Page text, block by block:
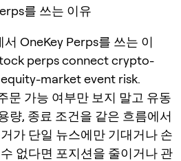
를 쓰는 이유
서 OneKey Perps를 쓰는 이
perps connect crypto-
market event risk.
문 가능 여부만 보지 말고 유동
량, 종료 조건을 같은 흐름에서
가 단일 뉴스에만 기대거나 손
없다면 포지션을 줄이거나 관